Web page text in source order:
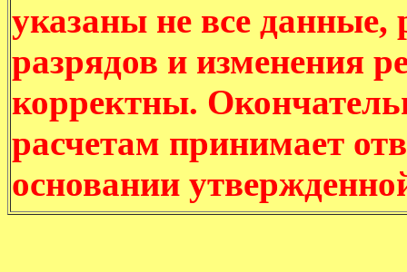
указаны не все
разрядов и изменения
корректны.
расчетам принимает
основании